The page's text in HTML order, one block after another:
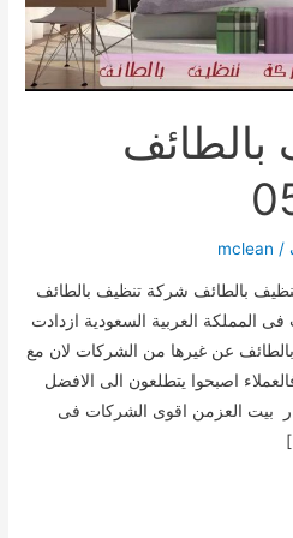
/
mclean
بالطائف شركة تنظيف بالطائف
المملكة العربية السعودية ازدادت
عن غيرها من الشركات لان مع
اصبحوا يتطلعون الى الافضل
بيت العزمن اقوى الشركات فى